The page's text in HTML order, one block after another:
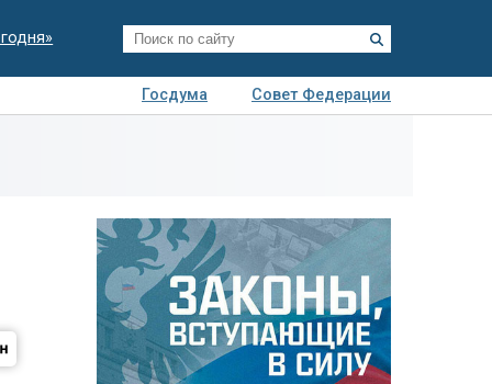
Госдума
Совет Федерации